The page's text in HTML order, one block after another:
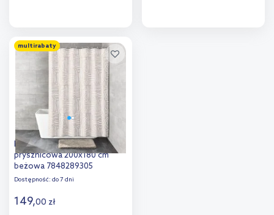
Dodaj do
porównania
multirabaty
Kleine Wolke Linja zasłona
prysznicowa 200x180 cm
beżowa 7848289305
Dostępność: do 7 dni
149,00 zł